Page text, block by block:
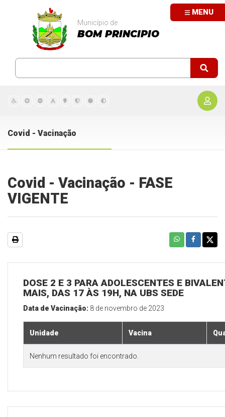
MENU
Município de
BOM PRINCIPIO
Covid - Vacinação
Covid - Vacinação - FASE
VIGENTE
DOSE 2 E 3 PARA ADOLESCENTES E
MAIS, DAS 17 ÀS 19H, NA UBS SEDE
Data de Vacinação: 8 de novembro de 2023
Unidade Vacina
Nenhum resultado foi encontrado.